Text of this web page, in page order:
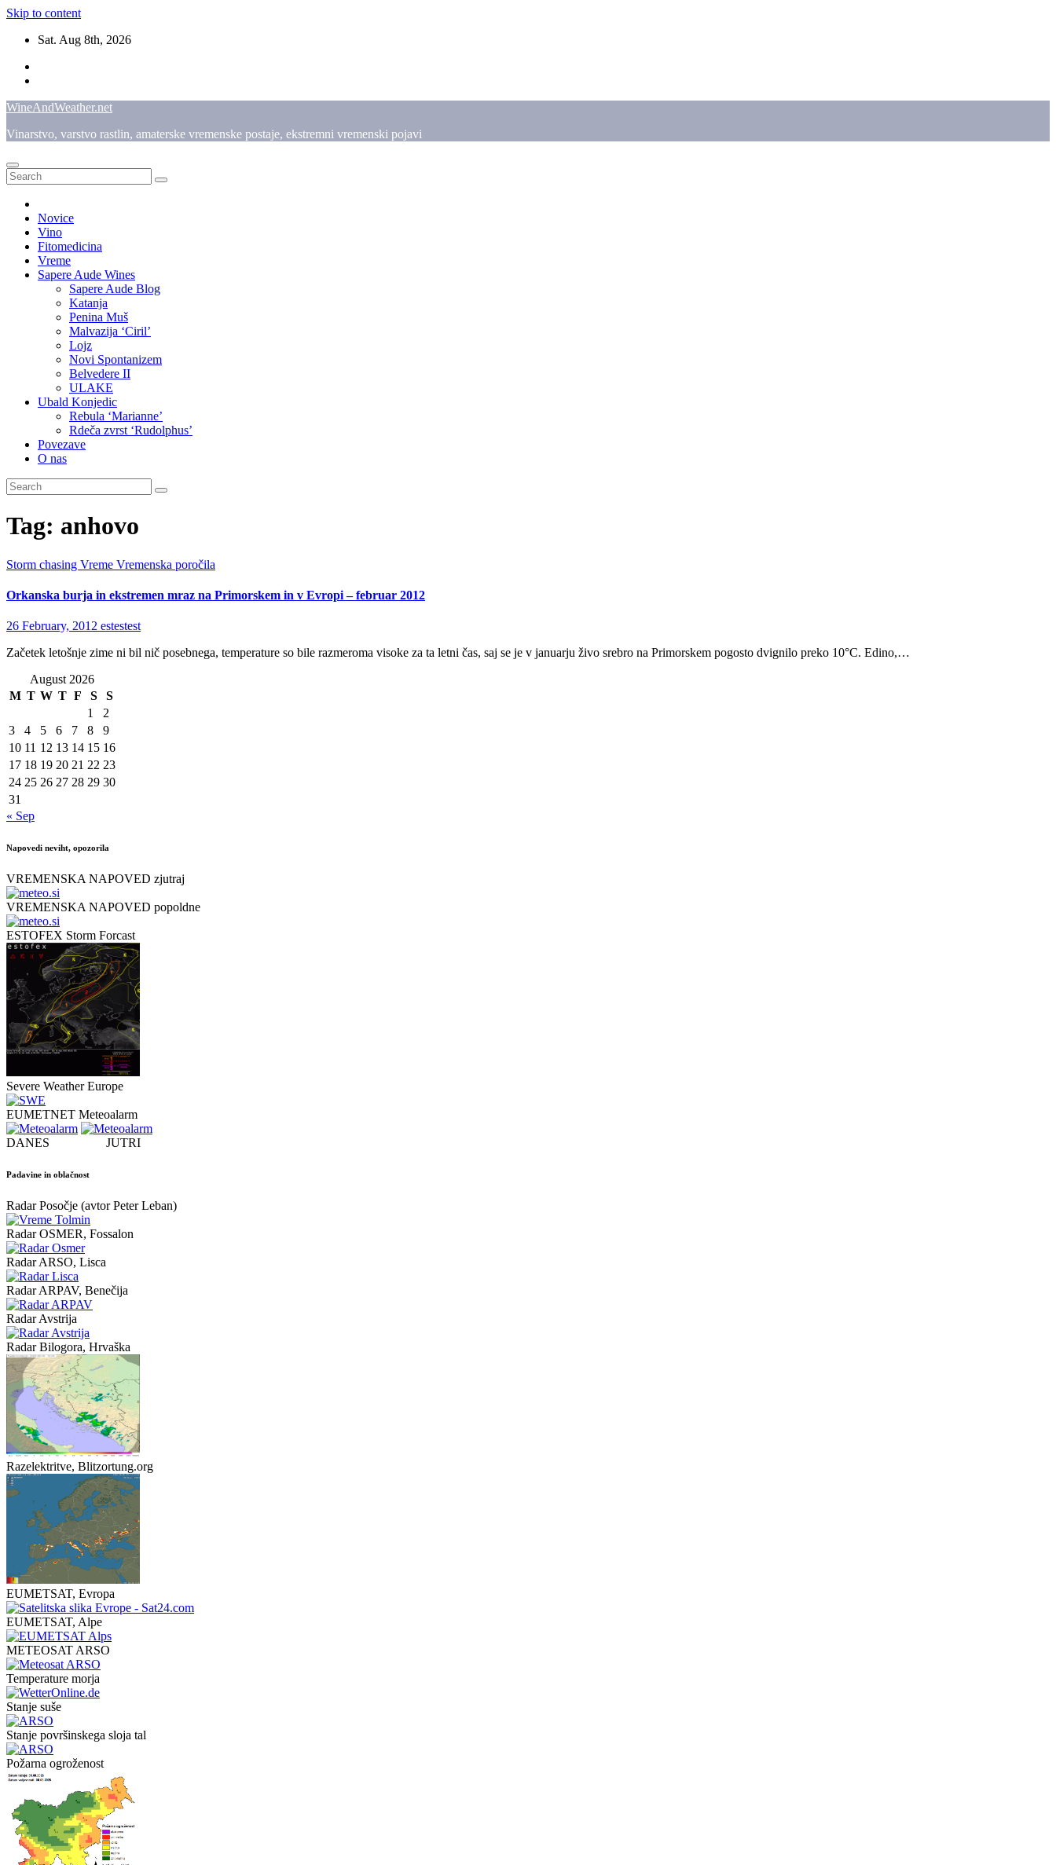
Skip to content
Sat. Aug 8th, 2026
WineAndWeather.net
Vinarstvo, varstvo rastlin, amaterske vremenske postaje, ekstremni vremenski pojavi
Novice
Vino
Fitomedicina
Vreme
Sapere Aude Wines
Sapere Aude Blog
Katanja
Penina Muš
Malvazija ‘Ciril’
Lojz
Novi Spontanizem
Belvedere II
ULAKE
Ubald Konjedic
Rebula ‘Marianne’
Rdeča zvrst ‘Rudolphus’
Povezave
O nas
Tag: anhovo
Storm chasing Vreme Vremenska poročila
Orkanska burja in ekstremen mraz na Primorskem in v Evropi – februar 2012
26 February, 2012 estestest
Začetek letošnje zime ni bil nič posebnega, temperature so bile razmeroma visoke za ta letni čas, saj se je v januarju živo srebro na Primorskem pogosto dvignilo preko 10°C. Edino,…
August 2026
M T W T F S
S
1
2
3
4 5 6 7 8
9
10 11 12 13 14 15 16
17 18 19 20 21 22 23
24 25 26 27 28 29 30
31
« Sep
Napovedi neviht, opozorila
VREMENSKA NAPOVED zjutraj
VREMENSKA NAPOVED popoldne
ESTOFEX Storm Forcast
Severe Weather Europe
EUMETNET Meteoalarm
DANES JUTRI
Padavine in oblačnost
Radar Posočje (avtor Peter Leban)
Radar OSMER, Fossalon
Radar ARSO, Lisca
Radar ARPAV, Benečija
Radar Avstrija
Radar Bilogora, Hrvaška
Razelektritve, Blitzortung.org
EUMETSAT, Evropa
EUMETSAT, Alpe
METEOSAT ARSO
Temperature morja
Stanje suše
Stanje površinskega sloja tal
Požarna ogroženost